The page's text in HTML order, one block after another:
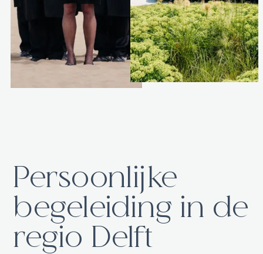
Persoonlijke
begeleiding in de
regio Delft